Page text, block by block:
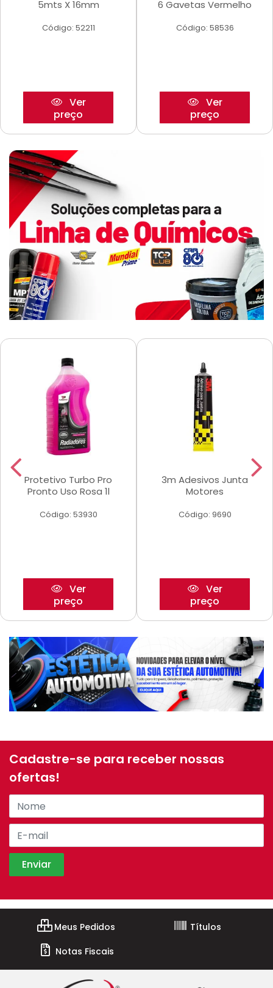
5mts X 16mm
Código: 52211
Ver
preço
6 Gavetas Vermelho
Código: 58536
Ver
preço
Protetivo Turbo Pro
Pronto Uso Rosa 1l
Código: 53930
Ver
preço
3m Adesivos Junta
Motores
Código: 9690
Ver
preço
Cadastre-se para receber nossas
ofertas!
Meus Pedidos
Títulos
Notas Fiscais